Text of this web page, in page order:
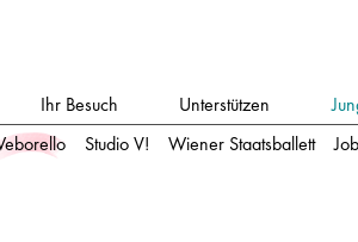
Studio V! Wiener Staatsballett
Ihr Besuch Unterstützen